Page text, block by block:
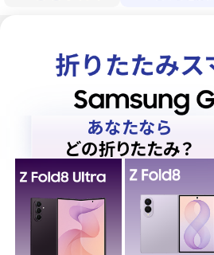
あなたなら
どの折りたたみ？